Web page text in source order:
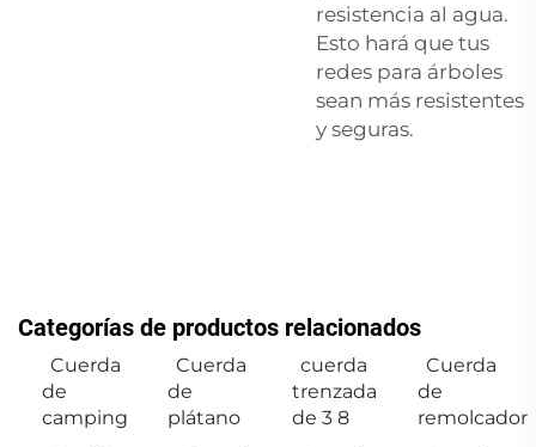
resistencia al agua.
Esto hará que tus
redes para árboles
sean más resistentes
y seguras.
Categorías de productos relacionados
Cuerda
de
camping
Cuerda
de
plátano
cuerda
trenzada
de 3 8
Cuerda
de
remolcador